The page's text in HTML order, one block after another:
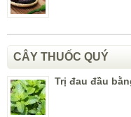
CÂY THUỐC QUÝ
Trị đau đầu